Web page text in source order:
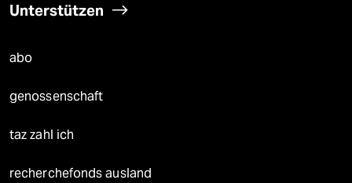
Unterstützen
abo
genossenschaft
taz zahl ich
recherchefonds ausland